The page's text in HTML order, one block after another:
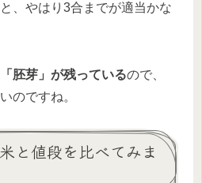
、やはり3合までが適当かな
胚芽」が残っているので、
のですね。
と値段を比べてみま